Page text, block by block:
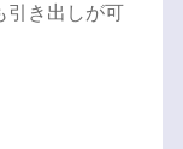
引き出しが可